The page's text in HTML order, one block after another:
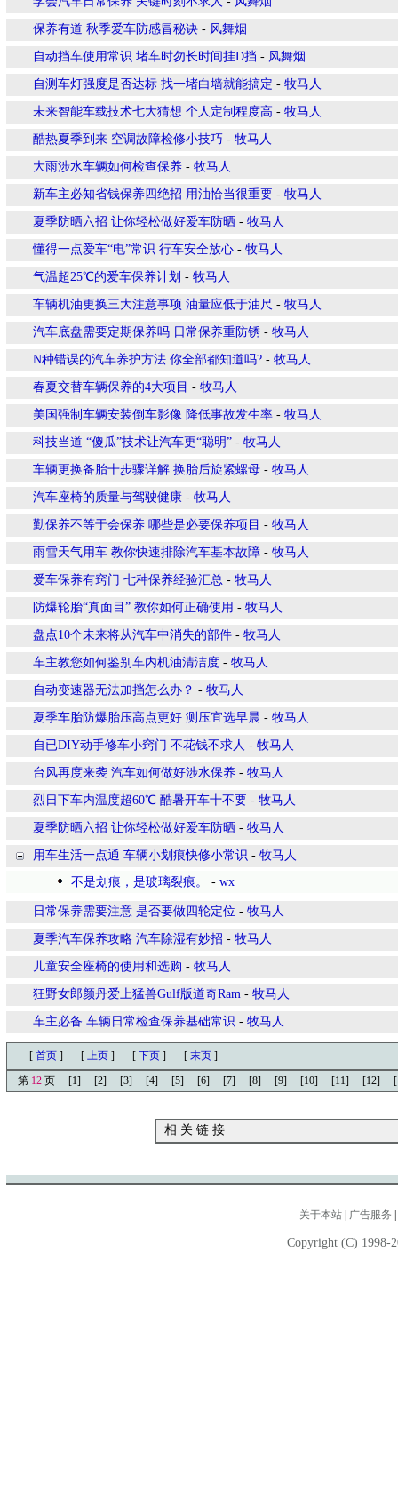
保养有道 秋季爱车防感冒秘诀 - 风舞烟
自动挡车使用常识 堵车时勿长时间挂D挡 - 风舞烟
自测车灯强度是否达标 找一堵白墙就能搞定 - 牧马人
未来智能车载技术七大猜想 个人定制程度高 - 牧马人
酷热夏季到来 空调故障检修小技巧 - 牧马人
大雨涉水车辆如何检查保养 - 牧马人
新车主必知省钱保养四绝招 用油恰当很重要 - 牧马人
夏季防晒六招 让你轻松做好爱车防晒 - 牧马人
懂得一点爱车“电”常识 行车安全放心 - 牧马人
气温超25℃的爱车保养计划 - 牧马人
车辆机油更换三大注意事项 油量应低于油尺 - 牧马人
汽车底盘需要定期保养吗 日常保养重防锈 - 牧马人
N种错误的汽车养护方法 你全部都知道吗? - 牧马人
春夏交替车辆保养的4大项目 - 牧马人
美国强制车辆安装倒车影像 降低事故发生率 - 牧马人
科技当道 “傻瓜”技术让汽车更“聪明” - 牧马人
车辆更换备胎十步骤详解 换胎后旋紧螺母 - 牧马人
汽车座椅的质量与驾驶健康 - 牧马人
勤保养不等于会保养 哪些是必要保养项目 - 牧马人
雨雪天气用车 教你快速排除汽车基本故障 - 牧马人
爱车保养有窍门 七种保养经验汇总 - 牧马人
防爆轮胎“真面目” 教你如何正确使用 - 牧马人
盘点10个未来将从汽车中消失的部件 - 牧马人
车主教您如何鉴别车内机油清洁度 - 牧马人
自动变速器无法加挡怎么办？ - 牧马人
夏季车胎防爆胎压高点更好 测压宜选早晨 - 牧马人
自已DIY动手修车小窍门 不花钱不求人 - 牧马人
台风再度来袭 汽车如何做好涉水保养 - 牧马人
烈日下车内温度超60℃ 酷暑开车十不要 - 牧马人
夏季防晒六招 让你轻松做好爱车防晒 - 牧马人
用车生活一点通 车辆小划痕快修小常识 - 牧马人
不是划痕，是玻璃裂痕。
- wx
日常保养需要注意 是否要做四轮定位 - 牧马人
夏季汽车保养攻略 汽车除湿有妙招 - 牧马人
儿童安全座椅的使用和选购 - 牧马人
狂野女郎颜丹爱上猛兽Gulf版道奇Ram - 牧马人
车主必备 车辆日常检查保养基础常识 - 牧马人
[ 首页 ] [ 上页 ] [ 下页 ] [ 末页 ]
第 12 页 [1] [2] [3] [4] [5] [6] [7] [8] [9] [10] [11] [12]
相 关 链 接
关于本站 广告服务
Copyright (C) 1998-